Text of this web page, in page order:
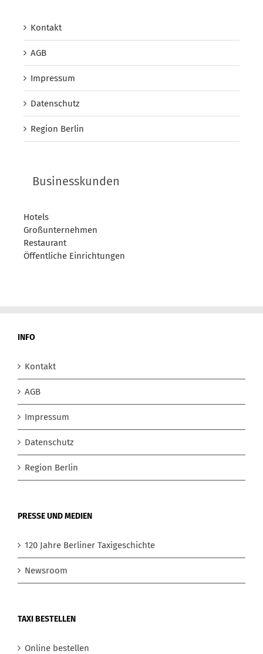
Kontakt
AGB
Impressum
Datenschutz
Region Berlin
Businesskunden
Hotels
Großunternehmen
Restaurant
Öffentliche Einrichtungen
INFO
Kontakt
AGB
Impressum
Datenschutz
Region Berlin
PRESSE UND MEDIEN
120 Jahre Berliner Taxigeschichte
Newsroom
TAXI BESTELLEN
Online bestellen